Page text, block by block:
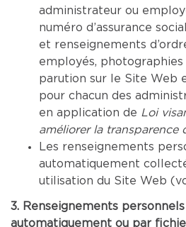
administrateur ou
numéro d’assurance
et renseignements
employés,
parution sur le Site Web
pour chacun des
en application de Loi
améliorer la transparence
Les renseignements
automatiquement
utilisation du Site Web
3. Renseignements
automatiquement ou par